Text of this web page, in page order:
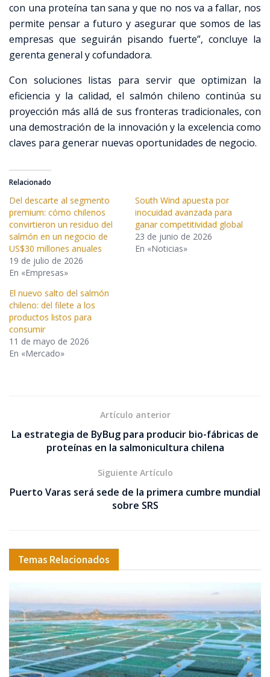
con una proteína tan sana y que no nos va a fallar, nos
permite pensar a futuro y asegurar que somos de las
empresas que seguirán pisando fuerte”, concluye la
gerenta general y cofundadora.
Con soluciones listas para servir que optimizan la
eficiencia y la calidad, el salmón chileno continúa su
proyección más allá de sus fronteras tradicionales, con
una demostración de la innovación y la excelencia como
claves para generar nuevas oportunidades de negocio.
Relacionado
Del descarte al segmento
premium: cómo chilenos
convirtieron un residuo del
salmón en un negocio de
US$30 millones anuales
19 de julio de 2026
En «Empresas»
South Wind apuesta por
inocuidad avanzada para
ganar competitividad global
23 de junio de 2026
En «Noticias»
El nuevo salto del salmón
chileno: del filete a los
productos listos para
consumir
11 de mayo de 2026
En «Mercado»
Artículo anterior
La estrategia de ByBug para producir bio-fábricas de
proteínas en la salmonicultura chilena
Siguiente Artículo
Puerto Varas será sede de la primera cumbre mundial
sobre SRS
Temas Relacionados